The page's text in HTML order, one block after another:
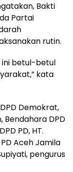
Bakti
Partai
rutin.
ini betul-betul
kata
Demokrat,
Bendahara DPD
PD, HT.
Aceh Jamila
pengurus